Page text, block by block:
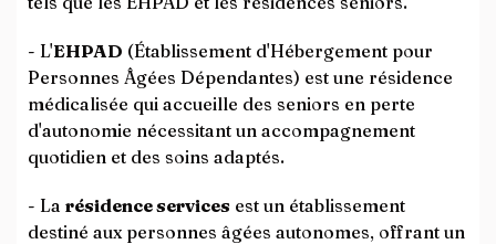
- L'EHPAD (Établissement d'Hébergement pour
Personnes Âgées Dépendantes) est une résidence
médicalisée qui accueille des seniors en perte
d'autonomie nécessitant un accompagnement
quotidien et des soins adaptés.
- La résidence services est un établissement
destiné aux personnes âgées autonomes, offrant un